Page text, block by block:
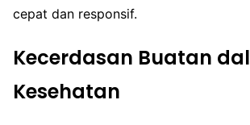
cepat dan responsif.
Kecerdasan Buatan
Kesehatan